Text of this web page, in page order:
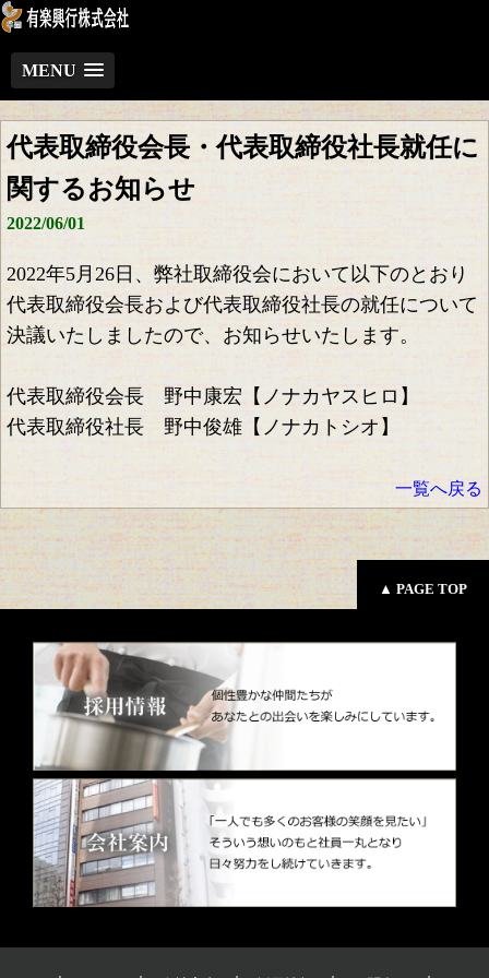
MENU
代表取締役会長・代表取締役社長就任に
関するお知らせ
2022/06/01
2022年5月26日、弊社取締役会において以下のとおり
代表取締役会長および代表取締役社長の就任について
決議いたしましたので、お知らせいたします。
代表取締役会長 野中康宏【ノナカヤスヒロ】
代表取締役社長 野中俊雄 【ノナカトシオ】
一覧へ戻る
▲ PAGE TOP